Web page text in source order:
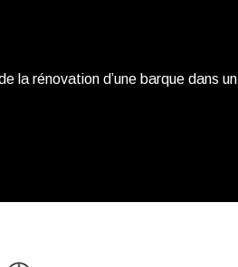
la rénovation d’une barque dans un